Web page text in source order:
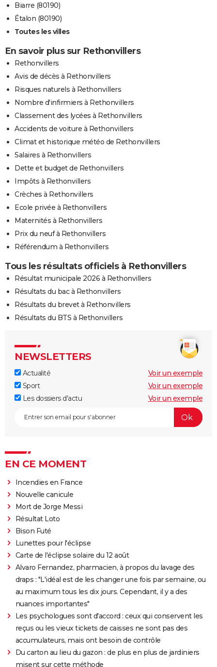
Biarre (80190)
Étalon (80190)
Toutes les villes
En savoir plus sur Rethonvillers
Rethonvillers
Avis de décès à Rethonvillers
Risques naturels à Rethonvillers
Nombre d'infirmiers à Rethonvillers
Classement des lycées à Rethonvillers
Accidents de voiture à Rethonvillers
Climat et historique météo de Rethonvillers
Salaires à Rethonvillers
Dette et budget de Rethonvillers
Impôts à Rethonvillers
Crèches à Rethonvillers
Ecole privée à Rethonvillers
Maternités à Rethonvillers
Prix du neuf à Rethonvillers
Référendum à Rethonvillers
Tous les résultats officiels à Rethonvillers
Résultat municipale 2026 à Rethonvillers
Résultats du bac à Rethonvillers
Résultats du brevet à Rethonvillers
Résultats du BTS à Rethonvillers
NEWSLETTERS
Actualité
Voir un exemple
Sport
Voir un exemple
Les dossiers d'actu
Voir un exemple
EN CE MOMENT
Incendies en France
Nouvelle canicule
Mort de Jorge Messi
Résultat Loto
Bison Futé
Lunettes pour l'éclipse
Carte de l'éclipse solaire du 12 août
Alvaro Fernandez, pharmacien, à propos du lavage des
draps : "L'idéal est de les changer une fois par semaine, ou
au maximum tous les dix jours. Cependant, il y a des
nuances importantes"
Les psychologues sont d'accord : ceux qui conservent les
reçus ou les vieux tickets de caisses ne sont pas des
accumulateurs, mais ont besoin de contrôle
Du carton au lieu du gazon : de plus en plus de jardiniers
misent sur cette méthode